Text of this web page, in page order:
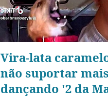
Vira-lata
não suportar
dançando '2 da